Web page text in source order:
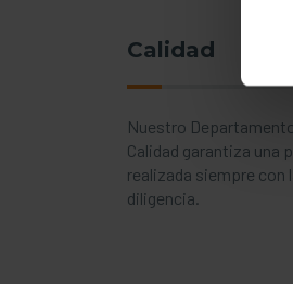
Calidad
Nuestro
Calidad garantiza una
realizada siempre con
diligencia.